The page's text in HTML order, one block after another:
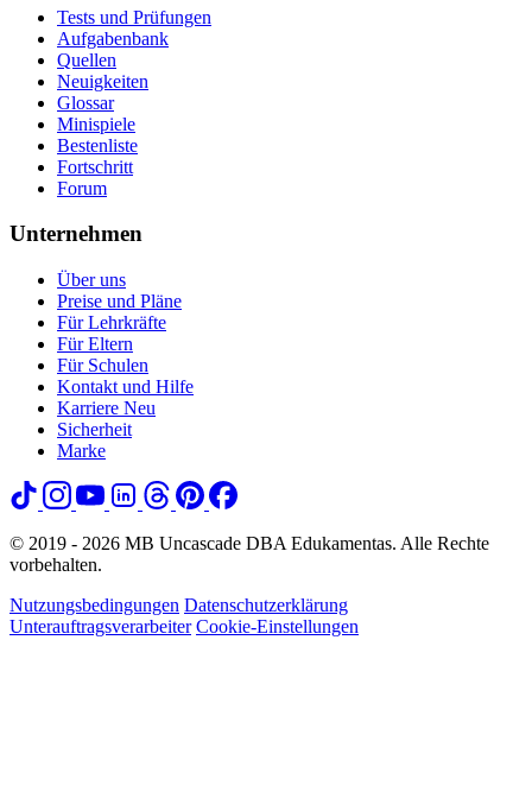
Tests und Prüfungen
Aufgabenbank
Quellen
Neuigkeiten
Glossar
Minispiele
Bestenliste
Fortschritt
Forum
Unternehmen
Über uns
Preise und Pläne
Für Lehrkräfte
Für Eltern
Für Schulen
Kontakt und Hilfe
Karriere Neu
Sicherheit
Marke
© 2019 - 2026 MB Uncascade DBA Edukamentas. Alle Rechte
vorbehalten.
Nutzungsbedingungen Datenschutzerklärung
Unterauftragsverarbeiter Cookie-Einstellungen